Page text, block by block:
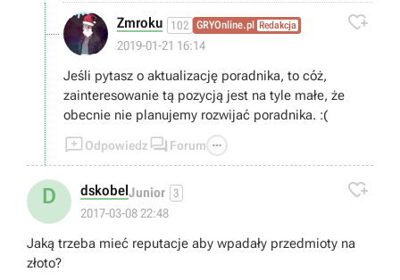
Zmroku 102 GRYOnline.pl Redakcja
2019-01-21 16:14

Jeśli pytasz o aktualizację poradnika, to cóż,
zainteresowanie tą pozycją jest na tyle małe, że
obecnie nie planujemy rozwijać poradnika. :(
Odpowiedz  Forum 
D dskobelJunior 3
2017-03-08 22:48

Jaką trzeba mieć reputacje aby wpadały przedmioty na
złoto?